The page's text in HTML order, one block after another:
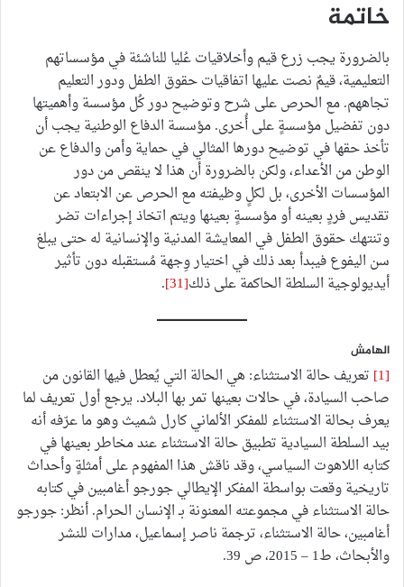
خاتمة
بالضرورة يجب زرع قيم وأخلاقيات عُليا للناشئة في مؤسساتهم
التعليمية، قيمٌ نصت عليها اتفاقيات حقوق الطفل ودور التعليم
تجاههم. مع الحرص على شرح وتوضيح دور كُل مؤسسة وأهميتها
دون تفضيل مؤسسةٍ على أُخرى. مؤسسة الدفاع الوطنية يجب أن
تأخذ حقها في توضيح دورها المثالي في حماية وأمن والدفاع عن
الوطن من الأعداء، ولكن بالضرورة أن هذا لا ينقص من دور
المؤسسات الأخرى، بل لكلٍ وظيفته مع الحرص عن الابتعاد عن
تقديس فردٍ بعينه أو مؤسسةٍ بعينها ويتم اتخاذ إجراءات تضر
وتنتهك حقوق الطفل في المعايشة المدنية والإنسانية له حتى يبلغ
سن اليفوع فيبدأ بعد ذلك في اختيار وِجهة مُستقبله دون تأثير
أيديولوجية السلطة الحاكمة على ذلك[31]
.
الهامش
[1]
تعريف حالة الاستثناء: هي الحالة التي يُعطل فيها القانون من
صاحب السيادة، في حالات بعينها تمر بها البلاد. يرجع أول تعريف لما
يعرف بحالة الاستثناء للمفكر الألماني كارل شميث وهو ما عرّفه أنه
بيد السلطة السيادية تطبيق حالة الاستثناء عند مخاطر بعينها في
كتابه اللاهوت السياسي، وقد ناقش هذا المفهوم على أمثلةٍ وأحداث
تاريخية وقعت بواسطة المفكر الإيطالي جورجو أغامبين في كتابه
حالة الاستثناء في مجموعته المعنونة بـ الإنسان الحرام. أنظر: جورجو
أغامبين، حالة الاستثناء، ترجمة ناصر إسماعيل، مدارات للنشر
والأبحاث، ط1 – 2015، ص 39.